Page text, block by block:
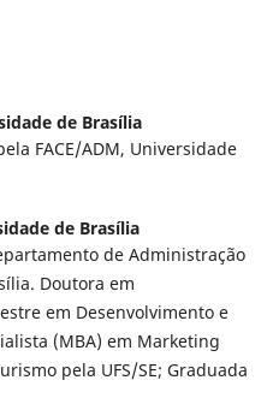
de Brasília
FACE/ADM, Universidade
de Brasília
de Administração
Doutora em
em Desenvolvimento e
(MBA) em Marketing
pela UFS/SE; Graduada